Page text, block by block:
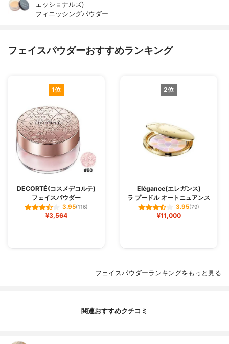
ェッショナルズ)
フィニッシングパウダー
フェイスパウダーおすすめランキング
1位
DECORTÉ(コスメデコルテ)
フェイスパウダー
3.95(116)
¥3,564
2位
Elégance(エレガンス)
ラ プードル オートニュアンス
3.95(79)
¥11,000
フェイスパウダーランキングをもっと見る
関連おすすめクチコミ